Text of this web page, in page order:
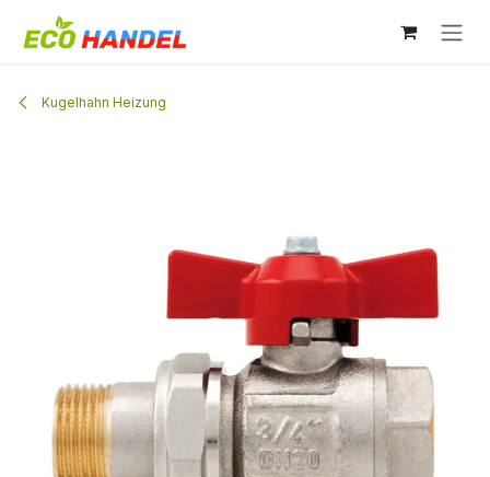
Kugelhahn Heizung